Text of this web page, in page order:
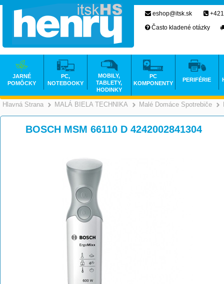
Hlavná Strana >
MALÁ BIELA TECHNIKA >
Malé Domáce Spotrebiče
BOSCH MSM 66110 D 4242002841304
eshop@itsk.sk
Často kladené otázky
JARNÉ
POMÔCKY
PC,
NOTEBOOKY
MOBILY,
TABLETY,
HODINKY
PC
KOMPONENTY
PERIFÉRIE